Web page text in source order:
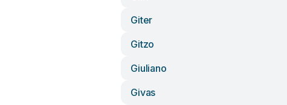
Giter
Gitzo
Giuliano
Givas